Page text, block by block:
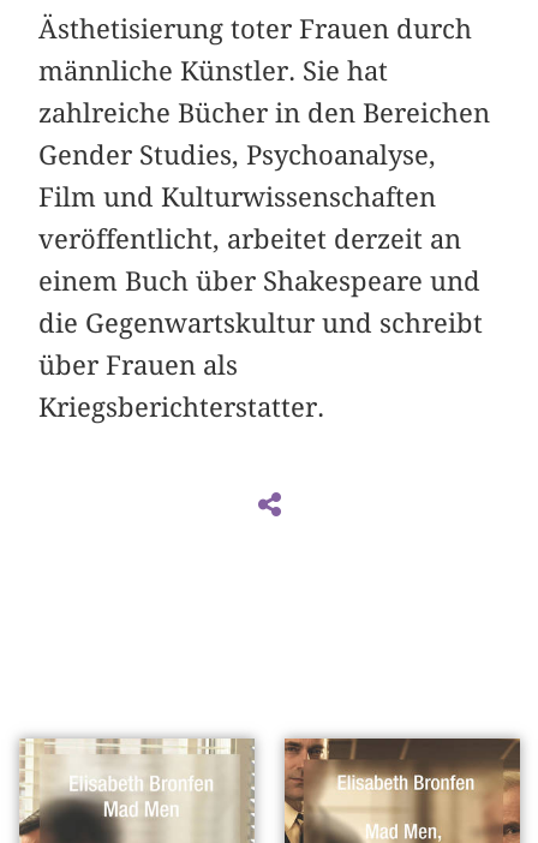
Ästhetisierung toter Frauen durch
männliche Künstler. Sie hat
zahlreiche Bücher in den Bereichen
Gender Studies, Psychoanalyse,
Film und Kulturwissenschaften
veröffentlicht, arbeitet derzeit an
einem Buch über Shakespeare und
die Gegenwartskultur und schreibt
über Frauen als
Kriegsberichterstatter.